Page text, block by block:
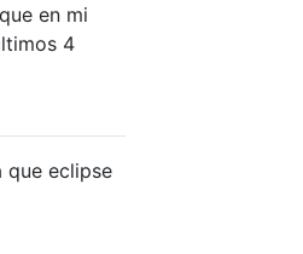
en mi
4
que eclipse